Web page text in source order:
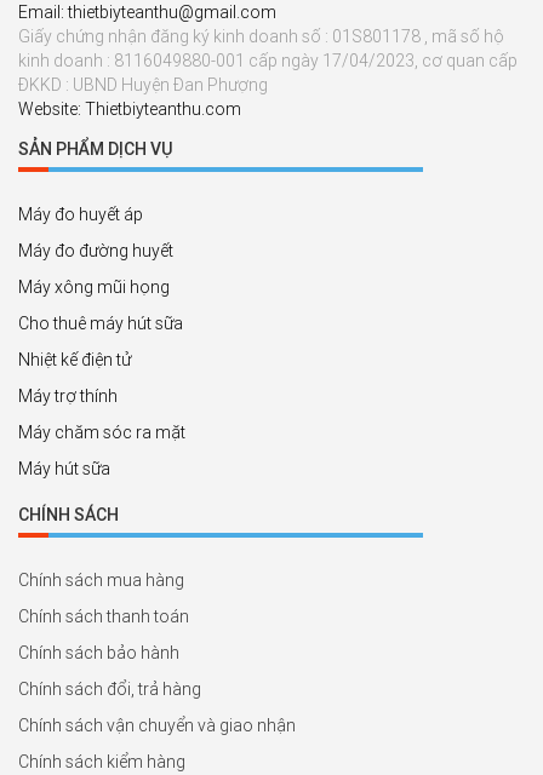
Email: thietbiyteanthu@gmail.com
Giấy chứng nhận đăng ký kinh doanh số : 01S801178 , mã số hộ
kinh doanh : 8116049880-001 cấp ngày 17/04/2023, cơ quan cấp
ĐKKD : UBND Huyện Đan Phượng
Website: Thietbiyteanthu.com
SẢN PHẨM DỊCH VỤ
Máy đo huyết áp
Máy đo đường huyết
Máy xông mũi họng
Cho thuê máy hút sữa
Nhiệt kế điện tử
Máy trợ thính
Máy chăm sóc ra mặt
Máy hút sữa
CHÍNH SÁCH
Chính sách mua hàng
Chính sách thanh toán
Chính sách bảo hành
Chính sách đổi, trả hàng
Chính sách vận chuyển và giao nhận
Chính sách kiểm hàng